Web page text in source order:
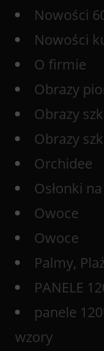
Nowości
Nowości
O firmie
Obrazy
Obrazy
Obrazy
Orchidee
Osłonki
Owoce
Owoce
Palmy,
PANELE
panele
wzory